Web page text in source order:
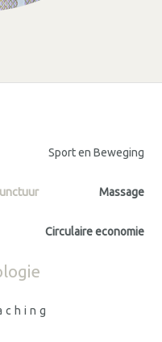
Sport en Beweging
Massage
Circulaire economie